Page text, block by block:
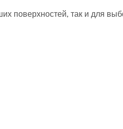
поверхностей, так и для